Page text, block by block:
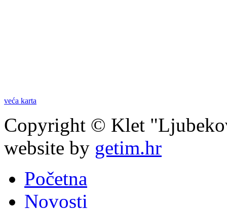
veća karta
Copyright © Klet
website by getim.hr
Početna
Novosti